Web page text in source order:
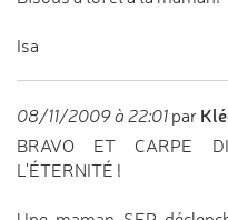
Isa
08/11/2009 à 22:01 par
BRAVO ET CARPE
L'ÉTERNITÉ !